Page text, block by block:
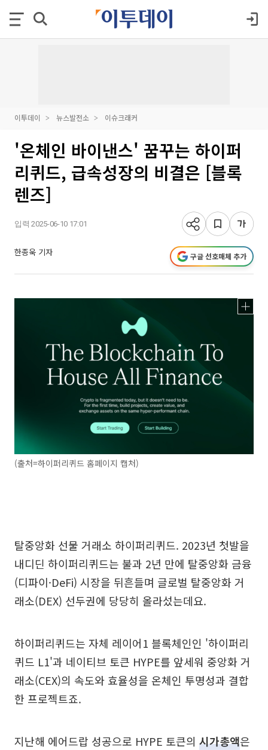
이투데이 뉴스발전소 이슈크래커
'온체인 바이낸스' 꿈꾸는 하이퍼
리퀴드, 급속성장의 비결은 [블록
렌즈]
입력 2025-06-10 17:01
한종욱 기자 구글 선호매체 추가
(출처=하이퍼리퀴드 홈페이지 캡처)
탈중앙화 선물 거래소 하이퍼리퀴드. 2023년 첫발을
내디딘 하이퍼리퀴드는 불과 2년 만에 탈중앙화 금융
(디파이·DeFi) 시장을 뒤흔들며 글로벌 탈중앙화 거
래소(DEX) 선두권에 당당히 올라섰는데요.
하이퍼리퀴드는 자체 레이어1 블록체인인 '하이퍼리
퀴드 L1'과 네이티브 토큰 HYPE를 앞세워 중앙화 거
래소(CEX)의 속도와 효율성을 온체인 투명성과 결합
한 프로젝트죠.
지난해 에어드랍 성공으로 HYPE 토큰의 시가총액은